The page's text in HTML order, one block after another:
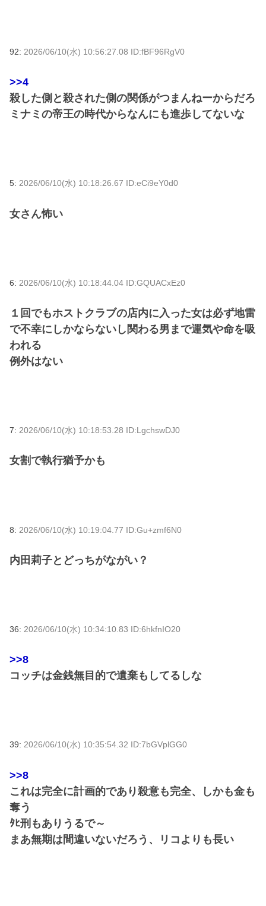
92: 2026/06/10(水) 10:56:27.08 ID:fBF96RgV0
>>4
殺した側と殺された側の関係がつまんねーからだろ
ミナミの帝王の時代からなんにも進歩してないな
5: 2026/06/10(水) 10:18:26.67 ID:eCi9eY0d0
女さん怖い
6: 2026/06/10(水) 10:18:44.04 ID:GQUACxEz0
１回でもホストクラブの店内に入った女は必ず地雷
で不幸にしかならないし関わる男まで運気や命を吸
われる
例外はない
7: 2026/06/10(水) 10:18:53.28 ID:LgchswDJ0
女割で執行猶予かも
8: 2026/06/10(水) 10:19:04.77 ID:Gu+zmf6N0
内田莉子とどっちがながい？
36: 2026/06/10(水) 10:34:10.83 ID:6hkfnIO20
>>8
コッチは金銭無目的で遺棄もしてるしな
39: 2026/06/10(水) 10:35:54.32 ID:7bGVplGG0
>>8
これは完全に計画的であり殺意も完全、しかも金も
奪う
ﾀﾋ刑もありうるで～
まあ無期は間違いないだろう、リコよりも長い